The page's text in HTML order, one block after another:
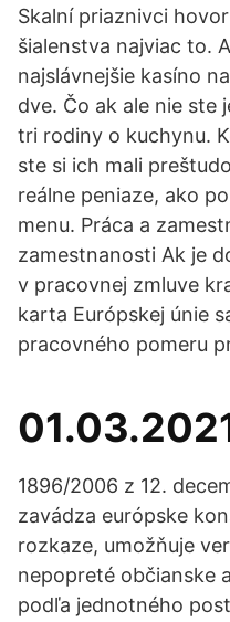
Skalní priaznivci
šialenstva najviac to.
najslávnejšie kasíno
dve. Čo ak ale nie ste
tri rodiny o kuchynu.
ste si ich mali
reálne peniaze, ako
menu. Práca a
zamestnanosti Ak je
v pracovnej zmluve
karta Európskej únie
pracovného pomeru
1896/2006 z 12.
zavádza európske
rozkaze, umožňuje
nepopreté občianske
podľa jednotného